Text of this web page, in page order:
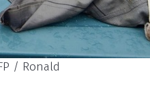
/ Ronald